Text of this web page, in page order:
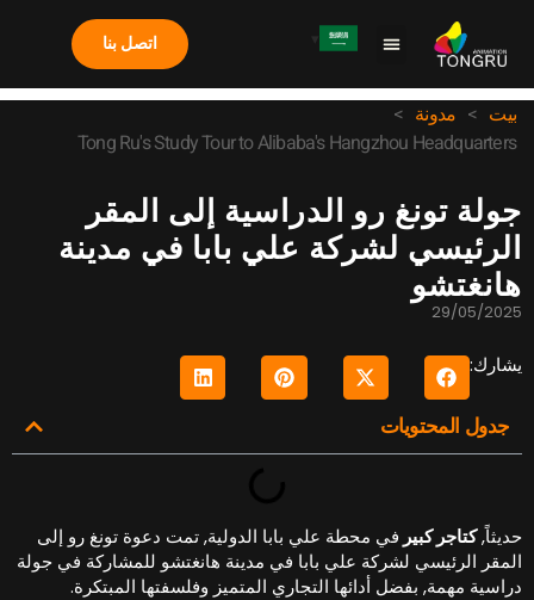
اتصل بنا
بيت > مدونة >
Tong Ru's Study Tour to Alibaba's Hangzhou Headquarters
تونغ رو الدراسية إلى المقر
لشركة علي بابا في مدينة
29/05/
جدول المحتويات
كتاجر كبيرفي محطة علي بابا الدولية, تمت دعوة تونغ رو إلى
الرئيسي لشركة علي بابا في مدينة هانغتشو للمشاركة في جولة
مهمة, بفضل أدائها التجاري المتميز وفلسفتها المبتكرة.